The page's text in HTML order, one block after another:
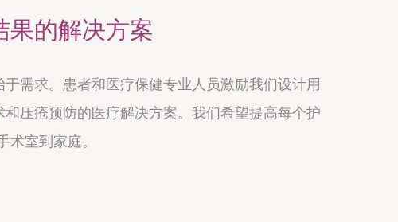
果的解决方案
需求。患者和医疗保健专业人员激励我们设计用
压疮预防的医疗解决方案。我们希望提高每个护
室到家庭。